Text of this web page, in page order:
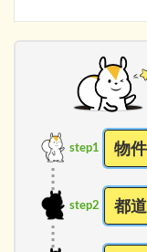
step1
step2